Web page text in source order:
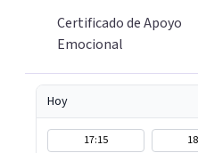
Certificado de Apoyo
Emocional
Hoy
17:15